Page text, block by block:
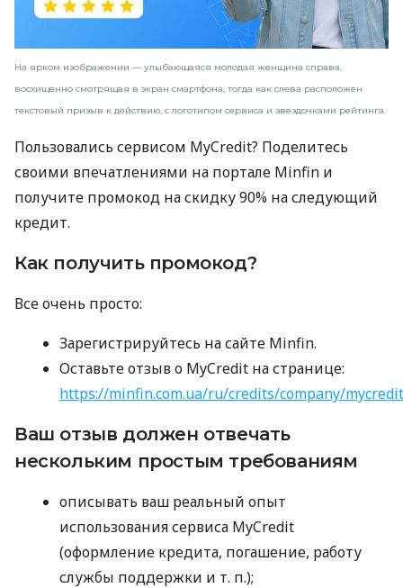
На ярком изображении — улыбающаяся молодая женщина справа,
восхищенно смотрящая в экран смартфона, тогда как слева расположен
текстовый призыв к действию, с логотипом сервиса и звездочками рейтинга.
Пользовались сервисом MyCredit? Поделитесь
своими впечатлениями на портале Minfin и
получите промокод на скидку 90% на следующий
кредит.
Как получить промокод?
Все очень просто:
Зарегистрируйтесь на сайте Minfin.
Оставьте отзыв о MyCredit на странице:
https://minfin.com.ua/ru/credits/company/
Ваш отзыв должен отвечать
нескольким простым требованиям
описывать ваш реальный опыт
использования сервиса MyCredit
(оформление кредита, погашение, работу
службы поддержки и т. п.);